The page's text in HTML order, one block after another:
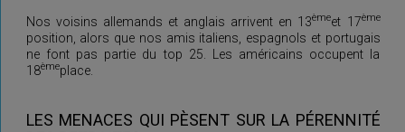
Nos voisins allemands et anglais arrivent en 13èmeet 17ème
position, alors que nos amis italiens, espagnols et portugais
ne font pas partie du top 25. Les américains occupent la
18èmeplace.
LES MENACES QUI PÈSENT SUR LA PÉRENNITÉ